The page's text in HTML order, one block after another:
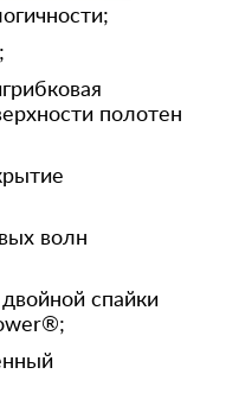
полотен
волн
спайки